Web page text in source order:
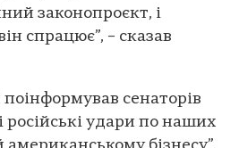
законопроєкт, і
спрацює”, – сказав
сенаторів
удари по наших